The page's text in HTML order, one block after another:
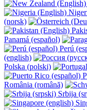
(norsk)
Panamá (español)
Perú
(english)
Polska (polski)
România (română)
Srbija